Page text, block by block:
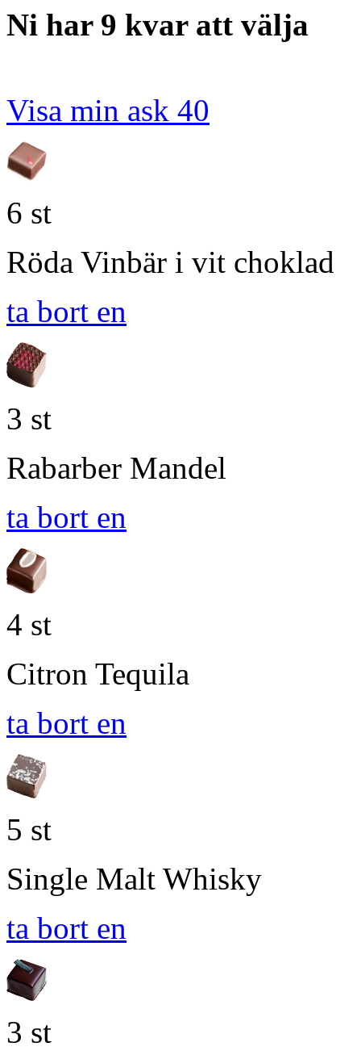
Ni har 9 kvar att välja
Visa min ask 40
6 st
Röda Vinbär i vit choklad
ta bort en
3 st
Rabarber Mandel
ta bort en
4 st
Citron Tequila
ta bort en
5 st
Single Malt Whisky
ta bort en
3 st